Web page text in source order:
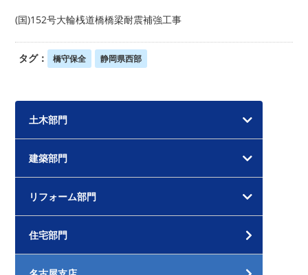
(国)152号大輪桟道橋橋梁耐震補強工事
タグ： 橋守保全 静岡県西部
土木部門
建築部門
リフォーム部門
住宅部門